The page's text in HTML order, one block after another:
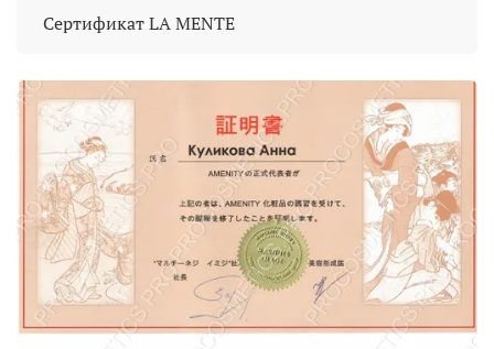
Сертификат LA MENTE